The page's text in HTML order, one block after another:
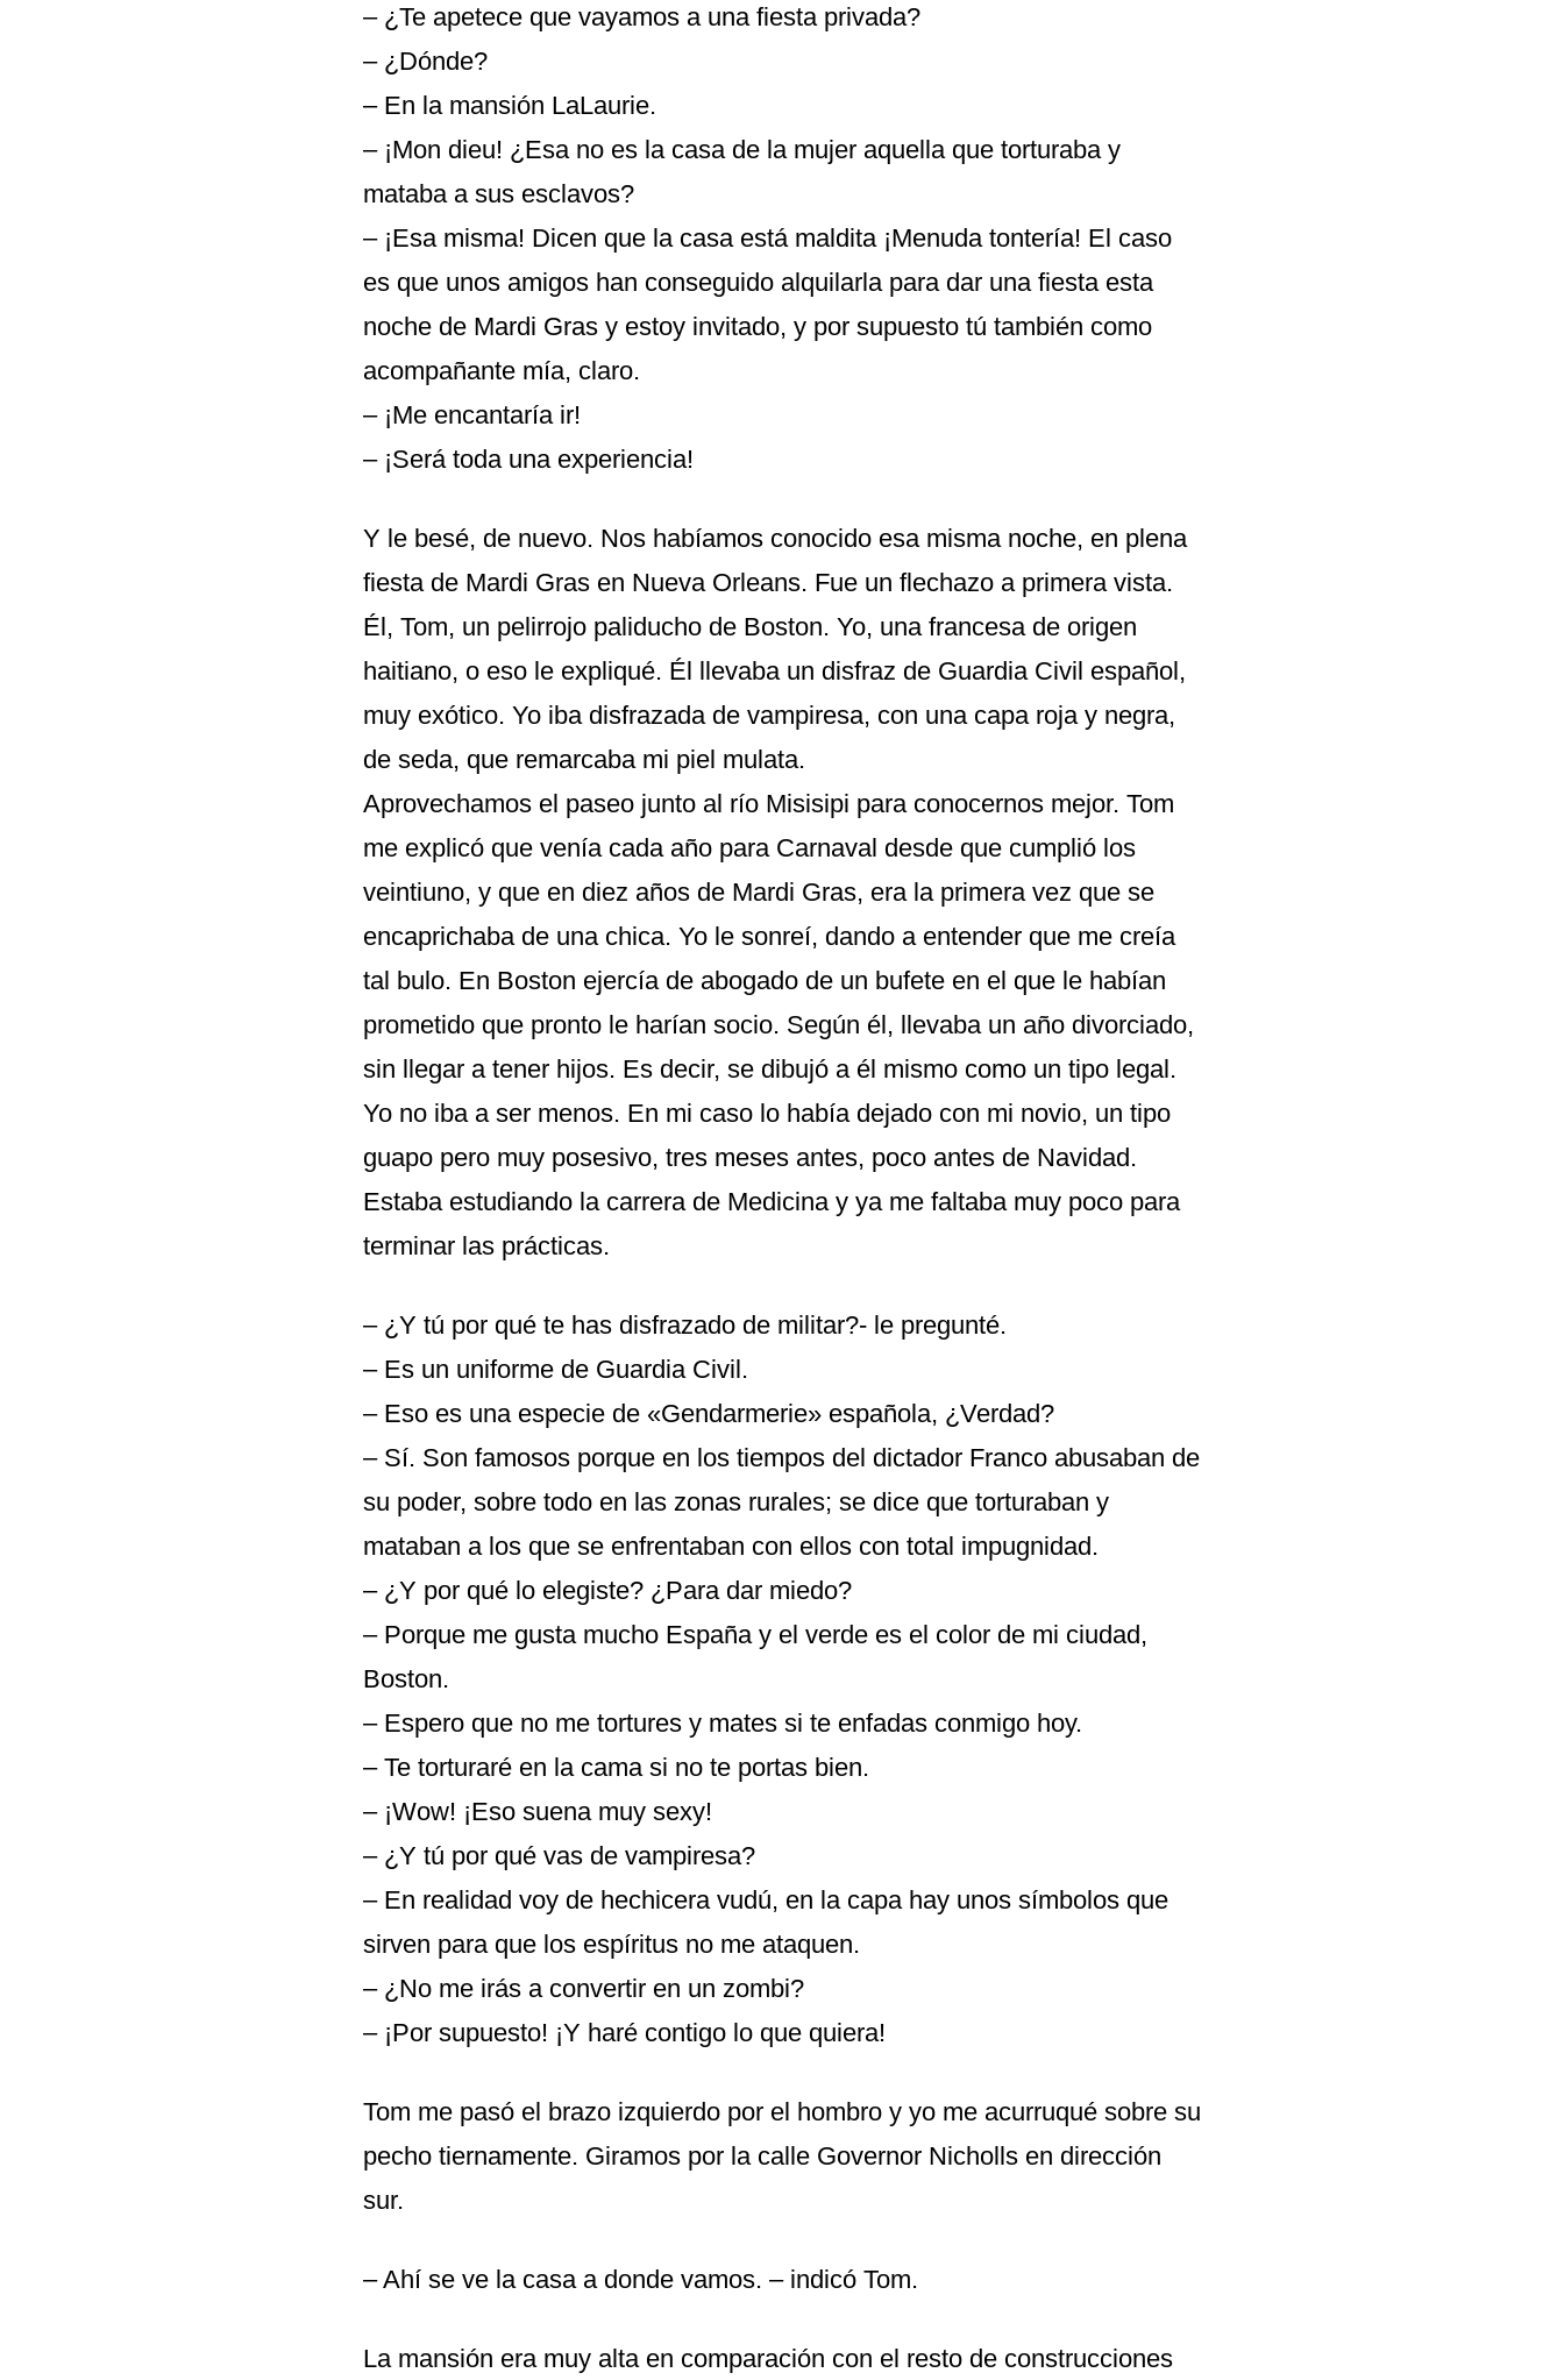
– ¿Te apetece que vayamos a una fiesta privada?
– ¿Dónde?
– En la mansión LaLaurie.
– ¡Mon dieu! ¿Esa no es la casa de la mujer aquella que torturaba y
mataba a sus esclavos?
– ¡Esa misma! Dicen que la casa está maldita ¡Menuda tontería! El caso
es que unos amigos han conseguido alquilarla para dar una fiesta esta
noche de Mardi Gras y estoy invitado, y por supuesto tú también como
acompañante mía, claro.
– ¡Me encantaría ir!
– ¡Será toda una experiencia!
Y le besé, de nuevo. Nos habíamos conocido esa misma noche, en plena
fiesta de Mardi Gras en Nueva Orleans. Fue un flechazo a primera vista.
Él, Tom, un pelirrojo paliducho de Boston. Yo, una francesa de origen
haitiano, o eso le expliqué. Él llevaba un disfraz de Guardia Civil español,
muy exótico. Yo iba disfrazada de vampiresa, con una capa roja y negra,
de seda, que remarcaba mi piel mulata.
Aprovechamos el paseo junto al río Misisipi para conocernos mejor. Tom
me explicó que venía cada año para Carnaval desde que cumplió los
veintiuno, y que en diez años de Mardi Gras, era la primera vez que se
encaprichaba de una chica. Yo le sonreí, dando a entender que me creía
tal bulo. En Boston ejercía de abogado de un bufete en el que le habían
prometido que pronto le harían socio. Según él, llevaba un año divorciado,
sin llegar a tener hijos. Es decir, se dibujó a él mismo como un tipo legal.
Yo no iba a ser menos. En mi caso lo había dejado con mi novio, un tipo
guapo pero muy posesivo, tres meses antes, poco antes de Navidad.
Estaba estudiando la carrera de Medicina y ya me faltaba muy poco para
terminar las prácticas.
– ¿Y tú por qué te has disfrazado de militar?- le pregunté.
– Es un uniforme de Guardia Civil.
– Eso es una especie de «Gendarmerie» española, ¿Verdad?
– Sí. Son famosos porque en los tiempos del dictador Franco abusaban de
su poder, sobre todo en las zonas rurales; se dice que torturaban y
mataban a los que se enfrentaban con ellos con total impugnidad.
– ¿Y por qué lo elegiste? ¿Para dar miedo?
– Porque me gusta mucho España y el verde es el color de mi ciudad,
Boston.
– Espero que no me tortures y mates si te enfadas conmigo hoy.
– Te torturaré en la cama si no te portas bien.
– ¡Wow! ¡Eso suena muy sexy!
– ¿Y tú por qué vas de vampiresa?
– En realidad voy de hechicera vudú, en la capa hay unos símbolos que
sirven para que los espíritus no me ataquen.
– ¿No me irás a convertir en un zombi?
– ¡Por supuesto! ¡Y haré contigo lo que quiera!
Tom me pasó el brazo izquierdo por el hombro y yo me acurruqué sobre su
pecho tiernamente. Giramos por la calle Governor Nicholls en dirección
sur.
– Ahí se ve la casa a donde vamos. – indicó Tom.
La mansión era muy alta en comparación con el resto de construcciones